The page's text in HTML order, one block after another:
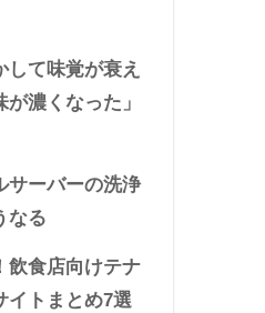
て味覚が衰え
濃くなった」
サーバーの洗浄
なる
飲食店向けテナ
イトまとめ7選